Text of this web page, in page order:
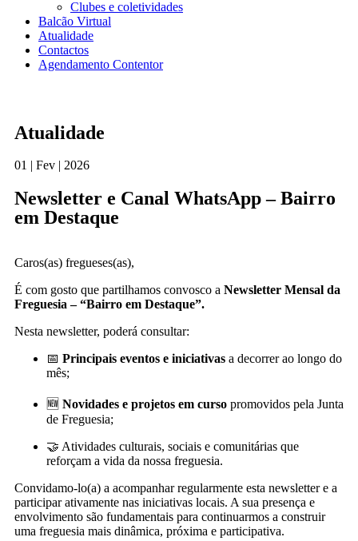
Clubes e coletividades
Balcão Virtual
Atualidade
Contactos
Agendamento Contentor
Atualidade
01 | Fev | 2026
Newsletter e Canal WhatsApp – Bairro
em Destaque
Caros(as) fregueses(as),
É com gosto que partilhamos convosco a Newsletter Mensal da
Freguesia – “Bairro em Destaque”.
Nesta newsletter, poderá consultar:
📅 Principais eventos e iniciativas a decorrer ao longo do
mês;
🆕 Novidades e projetos em curso promovidos pela Junta
de Freguesia;
🤝 Atividades culturais, sociais e comunitárias que
reforçam a vida da nossa freguesia.
Convidamo-lo(a) a acompanhar regularmente esta newsletter e a
participar ativamente nas iniciativas locais. A sua presença e
envolvimento são fundamentais para continuarmos a construir
uma freguesia mais dinâmica, próxima e participativa.